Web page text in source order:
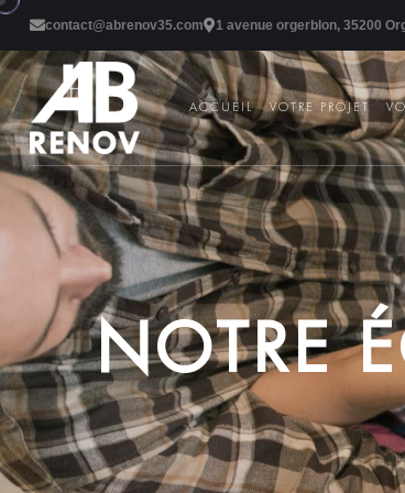
contact@abrenov35.com 1 avenue orgerblon, 35200
ACCUEIL VOTRE PROJET
NOTRE É